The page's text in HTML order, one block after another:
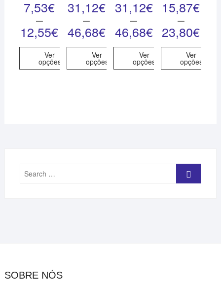
7,53€
–
12,55€
Ver
opções
31,12€
–
46,68€
Ver
opções
31,12€
–
46,68€
Ver
opções
15,87€
–
23,80€
Ver
opções
Search
SOBRE NÓS